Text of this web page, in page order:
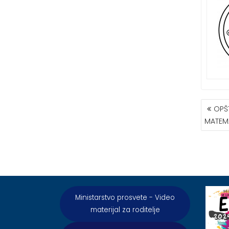
Ministarstvo prosvete - Video
materijal za roditelje